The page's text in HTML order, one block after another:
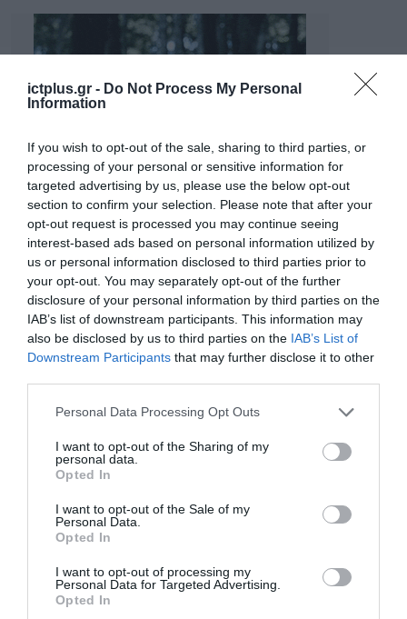
ictplus.gr - Do Not Process My Personal
Information
If you wish to opt-out of the sale, sharing to third parties, or
processing of your personal or sensitive information for
targeted advertising by us, please use the below opt-out
section to confirm your selection. Please note that after your
opt-out request is processed you may continue seeing
interest-based ads based on personal information utilized by
us or personal information disclosed to third parties prior to
your opt-out. You may separately opt-out of the further
disclosure of your personal information by third parties on the
IAB’s list of downstream participants. This information may
also be disclosed by us to third parties on the IAB’s List of
Downstream Participants that may further disclose it to other
Please note that this website/app uses one or more Google
not limited to your visit or usage behaviour. You may click to
grant or deny consent to Google and its third-party tags to
use your data for below specified purposes in below Google
consent section.
Personal Data Processing Opt Outs
I want to opt-out of the Sharing of my
personal data.
Opted In
I want to opt-out of the Sale of my
Personal Data.
Opted In
I want to opt-out of processing my
Personal Data for Targeted Advertising.
Opted In
ΡΟΗ ΕΙΔΗΣΕΩΝ